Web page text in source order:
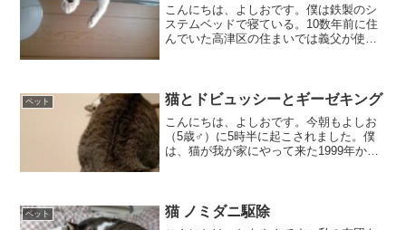
こんにちは、よしおです。僕は鉄製のシ
ステムベッドで寝ている。10数年前に住
んでいた高津区の住まいでは義父が使っ
ッドの下は高さ120セ...
ペット 猫とドビュッシーとギーゼキング
こんにちは、よしおです。今朝もよしお
（5歳♂）に5時半に起こされました。僕
は、猫が我が家にやって来た1999年から
本。肌寒いけど清...
ペット 猫 ノミダニ駆除